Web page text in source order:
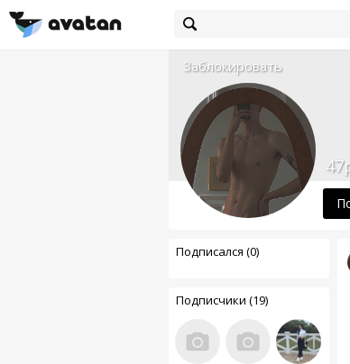
Заблокировать
Подписался (0)
Подписчики (19)